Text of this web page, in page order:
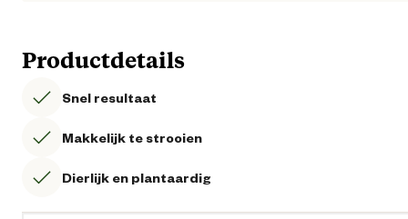
Productdetails
Snel resultaat
Makkelijk te strooien
Dierlijk en plantaardig